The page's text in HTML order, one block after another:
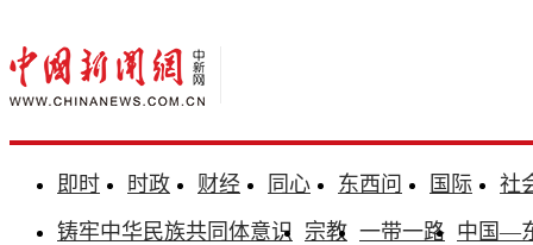
即时 时政 财经 同心 东西问 国际
社
铸牢中华民族共同体意识 宗教 一带一路 中国—